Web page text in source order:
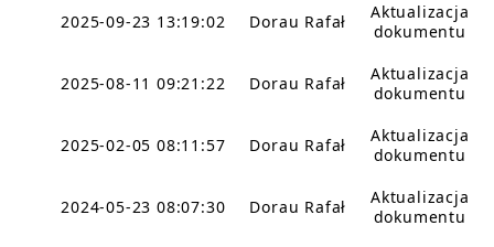
2025-09-23 13:19:02 Dorau Rafał
Aktualizacja
dokumentu
2025-08-11 09:21:22 Dorau Rafał
Aktualizacja
dokumentu
2025-02-05 08:11:57 Dorau Rafał
Aktualizacja
dokumentu
2024-05-23 08:07:30 Dorau Rafał
Aktualizacja
dokumentu